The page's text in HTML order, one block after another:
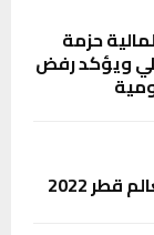
حزمة
ويؤكد رفض